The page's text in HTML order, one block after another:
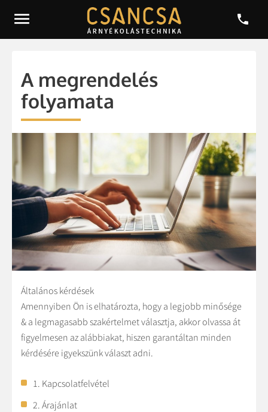
 
A megrendelés
folyamata
Általános kérdések
Amennyiben Ön is elhatározta, hogy a legjobb minősége
& a legmagasabb szakértelmet választja, akkor olvassa át
figyelmesen az alábbiakat, hiszen garantáltan minden
kérdésére igyekszünk választ adni.
1. Kapcsolatfelvétel
2. Árajánlat